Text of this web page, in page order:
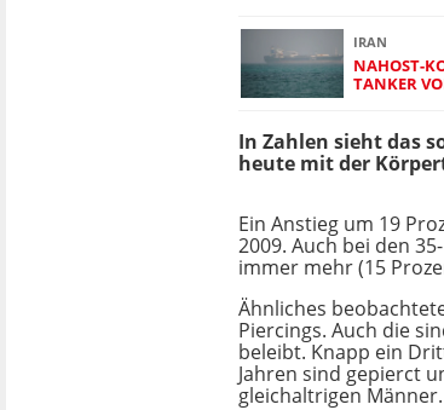
IRAN
NAHOST-
TANKER
In Zahlen sieht das
heute mit der
Ein Anstieg um 19
2009. Auch bei den
immer mehr (15
Ähnliches
Piercings. Auch die
beleibt. Knapp ein
Jahren sind gepierct
gleichaltrigen Männer.